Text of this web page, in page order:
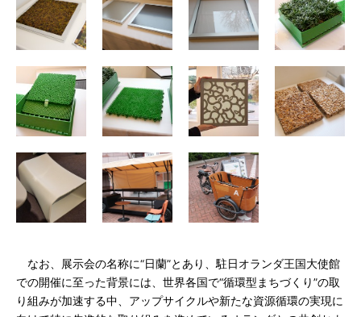
なお、展示会の名称に“日蘭”とあり、駐日オランダ王国大使館
での開催に至った背景には、世界各国で“循環型まちづくり”の取
り組みが加速する中、アップサイクルや新たな資源循環の実現に